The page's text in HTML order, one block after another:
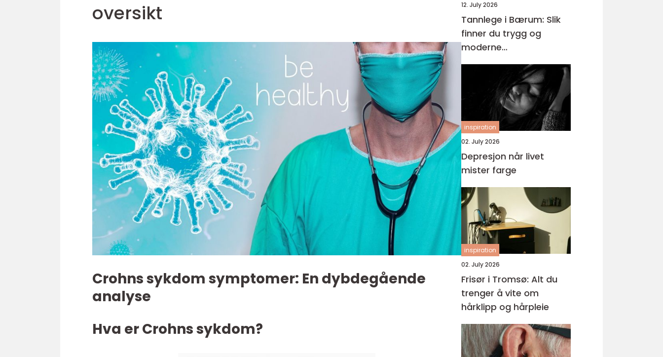
oversikt
Crohns sykdom symptomer: En dybdegående
analyse
Hva er Crohns sykdom?
12. July 2026
Tannlege i Bærum: Slik
finner du trygg og
moderne
tannbehandling
inspiration
02. July 2026
Depresjon når livet
mister farge
inspiration
02. July 2026
Frisør i Tromsø: Alt du
trenger å vite om
hårklipp og hårpleie